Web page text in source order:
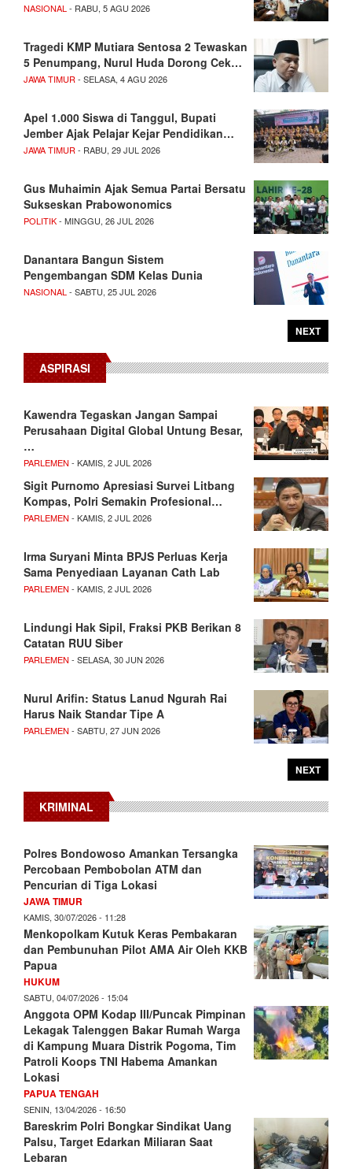
NASIONAL - RABU, 5 AGU 2026
Tragedi KMP Mutiara Sentosa 2 Tewaskan
5 Penumpang, Nurul Huda Dorong Cek…
JAWA TIMUR - SELASA, 4 AGU 2026
Apel 1.000 Siswa di Tanggul, Bupati
Jember Ajak Pelajar Kejar Pendidikan…
JAWA TIMUR - RABU, 29 JUL 2026
Gus Muhaimin Ajak Semua Partai Bersatu
Sukseskan Prabowonomics
POLITIK- MINGGU, 26 JUL 2026
Danantara Bangun Sistem
Pengembangan SDM Kelas Dunia
NASIONAL - SABTU, 25 JUL 2026
NEXT
ASPIRASI
Kawendra Tegaskan Jangan Sampai
Perusahaan Digital Global Untung Besar,
…
PARLEMEN - KAMIS, 2 JUL 2026
Sigit Purnomo Apresiasi Survei Litbang
Kompas, Polri Semakin Profesional…
PARLEMEN - KAMIS, 2 JUL 2026
Irma Suryani Minta BPJS Perluas Kerja
Sama Penyediaan Layanan Cath Lab
PARLEMEN - KAMIS, 2 JUL 2026
Lindungi Hak Sipil, Fraksi PKB Berikan 8
Catatan RUU Siber
PARLEMEN - SELASA, 30 JUN 2026
Nurul Arifin: Status Lanud Ngurah Rai
Harus Naik Standar Tipe A
PARLEMEN - SABTU, 27 JUN 2026
NEXT
KRIMINAL
Polres Bondowoso Amankan Tersangka
Percobaan Pembobolan ATM dan
Pencurian di Tiga Lokasi
JAWA TIMUR
KAMIS, 30/07/2026 - 11:28
Menkopolkam Kutuk Keras Pembakaran
dan Pembunuhan Pilot AMA Air Oleh KKB
Papua
HUKUM
SABTU, 04/07/2026 - 15:04
Anggota OPM Kodap III/Puncak Pimpinan
Lekagak Talenggen Bakar Rumah Warga
di Kampung Muara Distrik Pogoma, Tim
Patroli Koops TNI Habema Amankan
Lokasi
PAPUA TENGAH
SENIN, 13/04/2026 - 16:50
Bareskrim Polri Bongkar Sindikat Uang
Palsu, Target Edarkan Miliaran Saat
Lebaran